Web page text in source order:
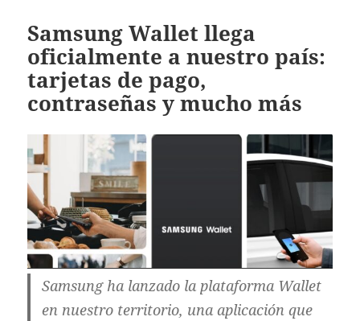
Samsung Wallet llega
oficialmente a nuestro país:
tarjetas de pago,
contraseñas y mucho más
Samsung ha lanzado la plataforma Wallet
en nuestro territorio, una aplicación que